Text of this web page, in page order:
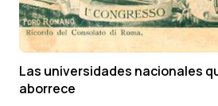
Las universidades nacionales
aborrece